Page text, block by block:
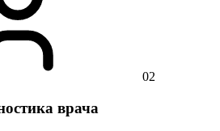
02
врача